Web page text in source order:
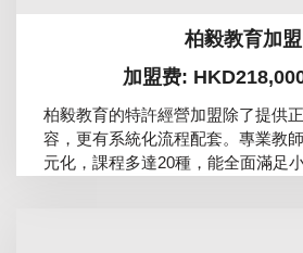
柏毅教育加盟
加盟费:
柏毅教育的特許經營加盟除了提供
容，更有系統化流程配套。專業教
元化，課程多達20種，能全面滿足